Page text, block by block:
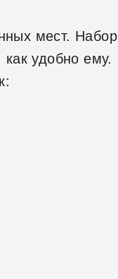
мест. Набор
удобно ему.